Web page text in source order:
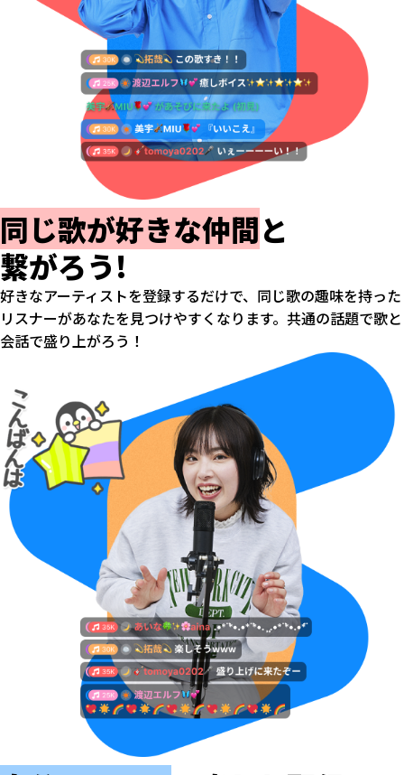
同じ歌が好きな仲間と
繋がろう!
好きなアーティストを登録するだけで、同じ歌の趣味を持った
リスナーがあなたを見つけやすくなります。共通の話題で歌と
会話で盛り上がろう！